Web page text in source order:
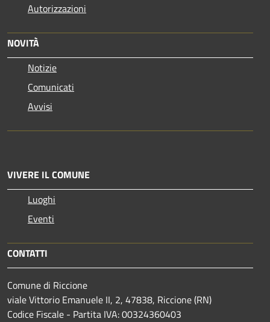
Autorizzazioni
NOVITÀ
Notizie
Comunicati
Avvisi
VIVERE IL COMUNE
Luoghi
Eventi
CONTATTI
Comune di Riccione
viale Vittorio Emanuele II, 2, 47838, Riccione (RN)
Codice Fiscale - Partita IVA: 00324360403